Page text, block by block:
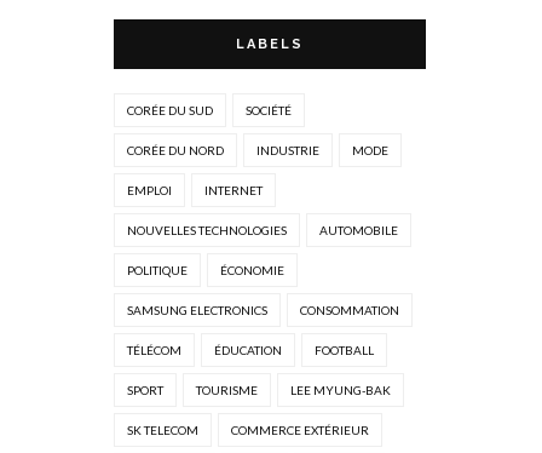
LABELS
CORÉE DU SUD SOCIÉTÉ
CORÉE DU NORD INDUSTRIE MODE
EMPLOI INTERNET
NOUVELLES TECHNOLOGIES AUTOMOBILE
POLITIQUE ÉCONOMIE
SAMSUNG ELECTRONICS CONSOMMATION
TÉLÉCOM ÉDUCATION FOOTBALL
SPORT TOURISME LEE MYUNG-BAK
SK TELECOM COMMERCE EXTÉRIEUR